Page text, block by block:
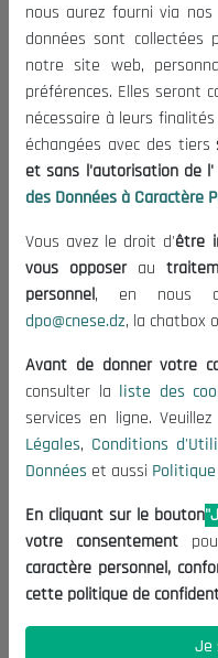
THE NESEC
About
The President
Organisation
Publications
Calls for Tenders
Legal Notices
Terms of Use
Data Protection
Cookie Policy
Contact US
(+213) 021 98
Suggestions or
Newsletter
Inscrivez-vous, soyez
nous aurez fourni via
données sont collectées
notre site web,
préférences. Elles seront
nécessaire à leurs
échangées avec des tiers
et sans l'autorisation de l'
des Données à Caractère
Vous avez le droit d'être
vous opposerau
personnel, en nous
dpo@cnese.dz, la chatbox
Avant de donner votre
consulter la liste des
services en ligne.
Légales, Conditions
Données et aussi
En cliquant sur le bouton
votre consentement
caractère personnel,
cette politique de
Je